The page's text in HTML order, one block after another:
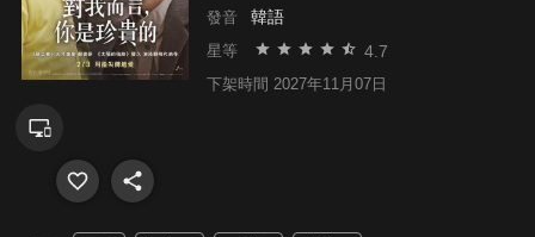
發音 韓語
星等 4.7
下架時間 2027年11月07日